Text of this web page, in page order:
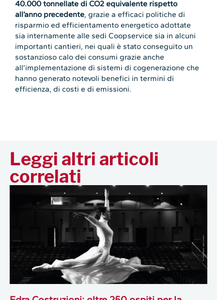
40.000 tonnellate di CO2 equivalente rispetto
all’anno precedente, grazie a efficaci politiche di
risparmio ed efficientamento energetico adottate
sia internamente alle sedi Coopservice sia in alcuni
importanti cantieri, nei quali è stato conseguito un
sostanzioso calo dei consumi grazie anche
all’implementazione di sistemi di cogenerazione che
hanno generato notevoli benefici in termini di
efficienza, di costi e di emissioni.
Leggi altri articoli
correlati